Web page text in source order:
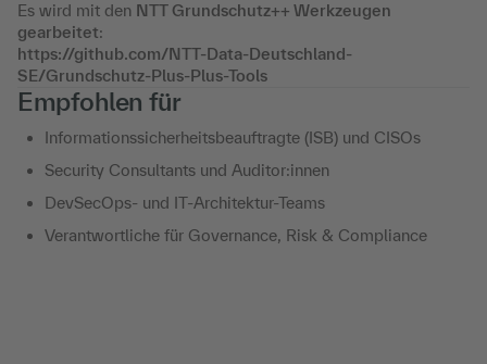
Es wird mit den NTT Grundschutz++ Werkzeugen
gearbeitet:
https://github.com/NTT-Data-Deutschland-
SE/Grundschutz-Plus-Plus-Tools
Empfohlen für
Informationssicherheitsbeauftragte (ISB) und CISOs
Security Consultants und Auditor:innen
DevSecOps- und IT-Architektur-Teams
Verantwortliche für Governance, Risk & Compliance